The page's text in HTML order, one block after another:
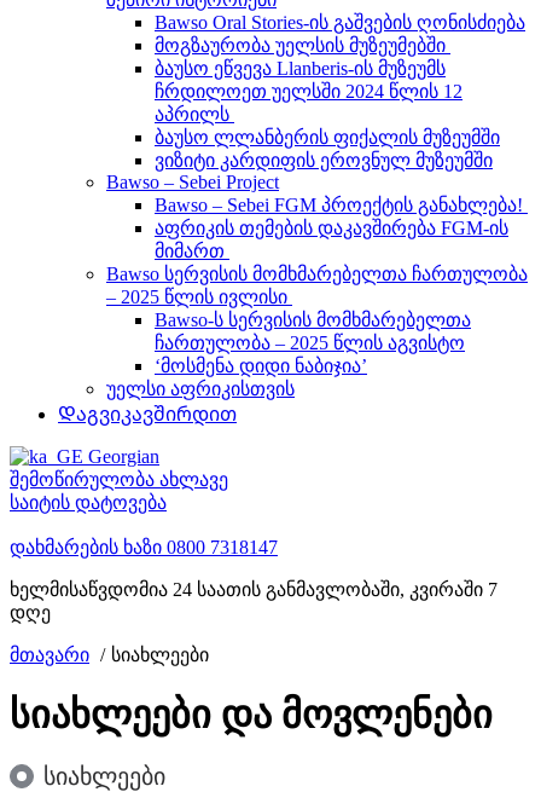
Bawso Oral Stories-ის გაშვების ღონისძიება
მოგზაურობა უელსის მუზეუმებში
ბაუსო ეწვევა Llanberis-ის მუზეუმს
ჩრდილოეთ უელსში 2024 წლის 12
აპრილს
ბაუსო ლლანბერის ფიქალის მუზეუმში
ვიზიტი კარდიფის ეროვნულ მუზეუმში
Bawso – Sebei Project
Bawso – Sebei FGM პროექტის განახლება!
აფრიკის თემების დაკავშირება FGM-ის
მიმართ
Bawso სერვისის მომხმარებელთა ჩართულობა
– 2025 წლის ივლისი
Bawso-ს სერვისის მომხმარებელთა
ჩართულობა – 2025 წლის აგვისტო
‘მოსმენა დიდი ნაბიჯია’
უელსი აფრიკისთვის
Დაგვიკავშირდით
Georgian
შემოწირულობა ახლავე
საიტის დატოვება
დახმარების ხაზი 0800 7318147
ხელმისაწვდომია 24 საათის განმავლობაში, კვირაში 7
დღე
მთავარი სიახლეები
სიახლეები და მოვლენები
სიახლეები